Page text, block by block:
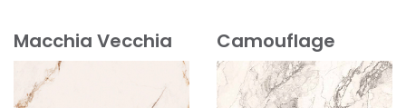
Macchia Vecchia Camouflage